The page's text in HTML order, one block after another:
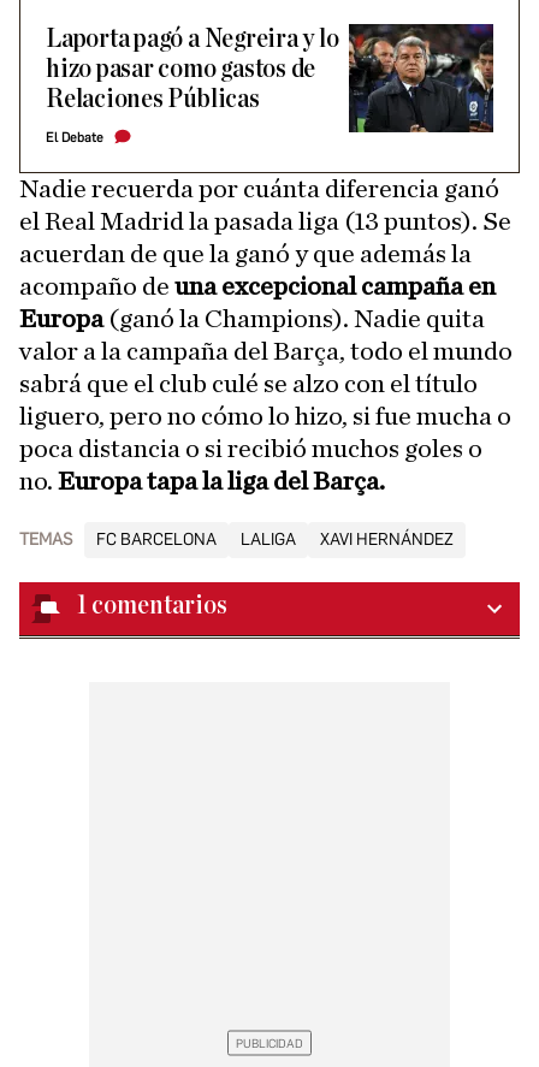
Laporta pagó a Negreira y lo
hizo pasar como gastos de
Relaciones Públicas
El Debate
Nadie recuerda por cuánta diferencia ganó
el Real Madrid la pasada liga (13 puntos). Se
acuerdan de que la ganó y que además la
acompaño de una excepcional campaña en
Europa(ganó la Champions). Nadie quita
valor a la campaña del Barça, todo el mundo
sabrá que el club culé se alzo con el título
liguero, pero no cómo lo hizo, si fue mucha o
poca distancia o si recibió muchos goles o
no. Europa tapa la liga del Barça.
TEMAS FC BARCELONA LALIGA XAVI HERNÁNDEZ
1 comentarios